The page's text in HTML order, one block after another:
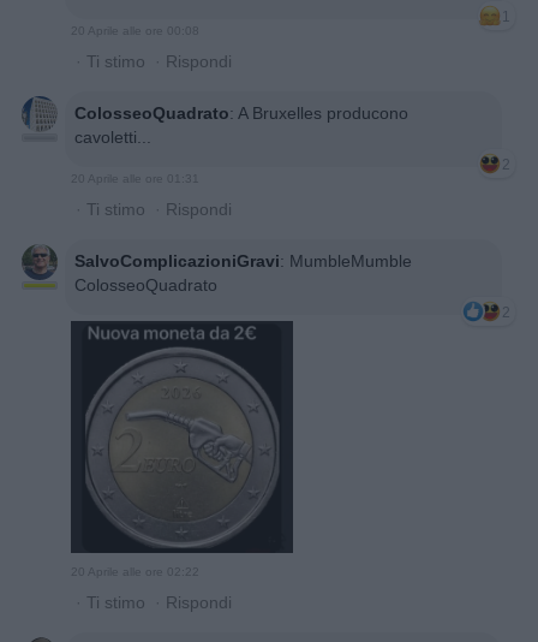
1
20 Aprile alle ore 00:08
· Ti stimo · Rispondi
ColosseoQuadrato: A Bruxelles producono
cavoletti...
2
20 Aprile alle ore 01:31
· Ti stimo · Rispondi
SalvoComplicazioniGravi: MumbleMumble
ColosseoQuadrato
2
20 Aprile alle ore 02:22
· Ti stimo · Rispondi